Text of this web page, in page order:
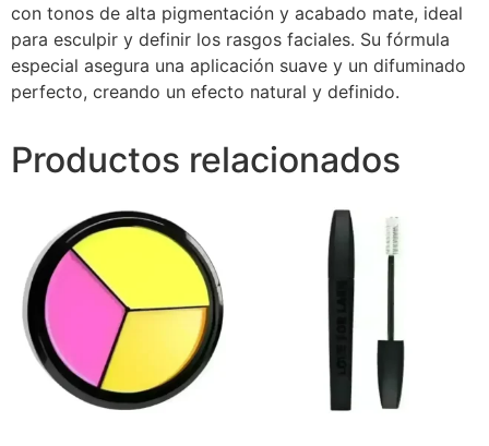
con tonos de alta pigmentación y acabado mate, ideal
para esculpir y definir los rasgos faciales. Su fórmula
especial asegura una aplicación suave y un difuminado
perfecto, creando un efecto natural y definido.
Productos relacionados